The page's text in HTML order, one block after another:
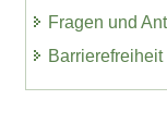
Fragen und
Barrierefreiheit